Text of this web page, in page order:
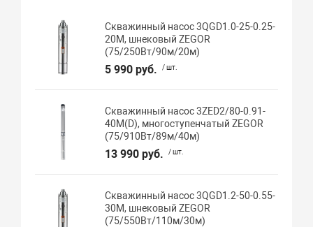
Скважинный насос 3QGD1.0-25-0.25-
20M, шнековый ZEGOR
(75/250Вт/90м/20м)
5 990 руб. / шт.
Скважинный насос 3ZED2/80-0.91-
40M(D), многоступенчатый ZEGOR
(75/910Вт/89м/40м)
13 990 руб. / шт.
Скважинный насос 3QGD1.2-50-0.55-
30M, шнековый ZEGOR
(75/550Вт/110м/30м)